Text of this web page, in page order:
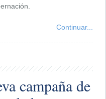
Continuar...
campaña de